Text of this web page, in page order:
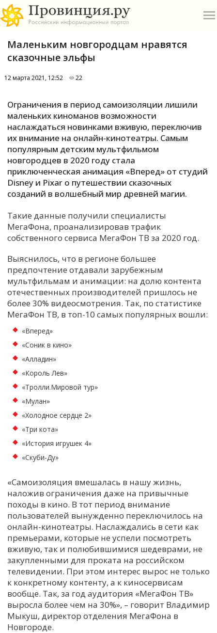
А
Б
В
И
К
М
О
П
Р
С
Т
Маленьким новгородцам нравятся
сказочные эльфы
12 марта 2021, 12:52 22
Ограничения в период самоизоляции лишили
маленьких киноманов возможности
наслаждаться новинками вживую, переключив
их внимание на онлайн-кинотеатры. Самым
популярным детским мультфильмом
новгородцев в 2020 году стала
приключенческая анимация «Вперед» от студий
Disney и Pixar о путешествии сказочных
созданий в волшебный мир древней магии.
Такие данные получили специалисты
МегаФона, проанализировав трафик
собственного сервиса МегаФон ТВ за 2020 год.
Выяснилось, что в регионе большее
предпочтение отдавали зарубежным
мультфильмам и анимации: на долю контента
отечественных производителей пришлось не
более 30% видеосмотрения. Так, по статистике
МегаФон ТВ, в топ-10 самых популярных вошли:
«Вперед»
«Соник в кино»
«Алладин»
«Король Лев»
«Тролли.Мировой тур»
«Мулан»
«Холодное сердце 2»
«Три кота»
«История игрушек 4»
«Скуби-Ду»
«Самоизоляция вмешалась в нашу жизнь,
наложив ограничения даже на привычные
походы в кино. В тот период внимание
пользователей вынужденно переключилось на
онлайн-кинотеатры. Наслаждались в сети как
премьерами, которые не успели посмотреть
вживую, так и полюбившимися шедеврами, не
закупленными для проката на российском
телевидении. При этом интерес вырос не только
к конкретному контенту, а к киносервисам
вообще. Так, за год аудитория «МегаФон ТВ»
выросла более чем на 30%», – говорит Владимир
Мыкуш, директор отделения МегаФона в
Новгороде.